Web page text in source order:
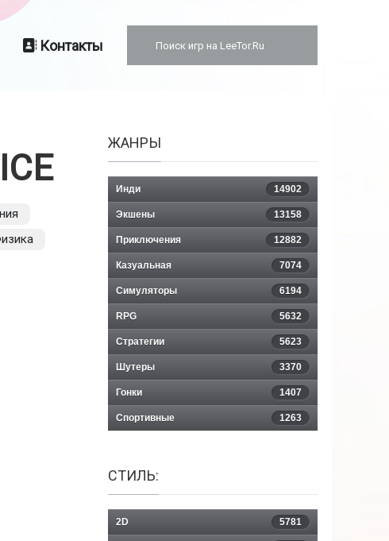
Контакты
ЖАНРЫ
Инди 14902
Экшены 13158
Приключения 12882
Казуальная 7074
Симуляторы 6194
RPG 5632
Стратегии 5623
Шутеры 3370
Гонки 1407
Спортивные 1263
СТИЛЬ:
2D 5781